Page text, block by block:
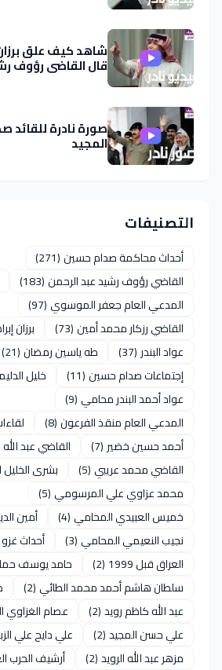
شاهد كيف علق
قال القاضي رؤوف
صورة نادرة للقائد
المجيد
التصنيفات
أحداث محاكمة صدام حسين(271)
القاضي رؤوف رشيد عبد الرحمن(183)
المدعي العام جعفر الموسوي(97)
القاضي رزكار محمد أمين(73) برزان
عواد البندر (37) طه ياسين رمضان(21)
إجتماعات صدام حسين(11) خليل
عواد أحمد البندر محامي (9)
المدعي العام منقذ الفرعون(8)
أحمد حسين خضير (7) القاضي عبد
القاضي محمد عريبي (5) بشرى
محمد عزاوي علي المرسومي (5)
خميس العبيدي المحامي (4) أمين
نجيب النعيمي المحامي (3) أحداث
العراق قبل 1999
(2) حامد يوسف
سلطان هاشم أحمد محمد الطائي (2)
عبد الله كاظم رويد(2) عصام الغزاوي
علي حسن المجيد(2) علي دايح علي
مزهر عبد الله الرويد(2) أرشيف الحرب